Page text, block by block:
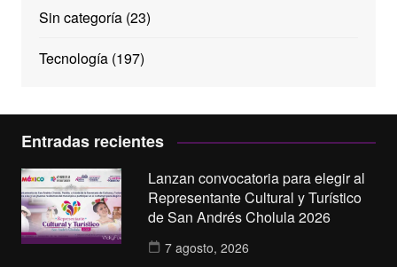
Sin categoría(23)
Tecnología(197)
Entradas recientes
Lanzan convocatoria para elegir al
Representante Cultural y Turístico
de San Andrés Cholula 2026
7 agosto, 2026